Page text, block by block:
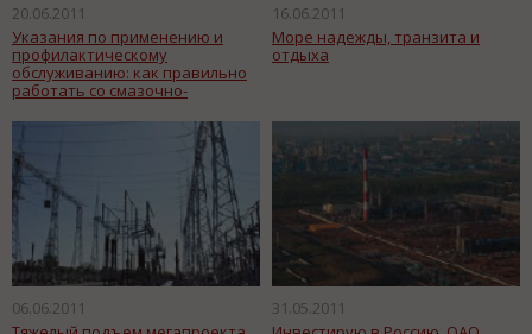
20.06.2011
Указания по применению и
профилактическому
обслуживанию: как правильно
работать со смазочно-
16.06.2011
Море надежды, транзита и
отдыха
06.06.2011
31.05.2011